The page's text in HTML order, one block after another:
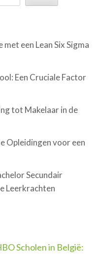
een Lean Six Sigma
Een Cruciale Factor
tot Makelaar in de
Opleidingen voor een
Secundair
Leerkrachten
Scholen in België: